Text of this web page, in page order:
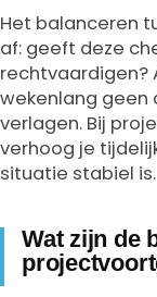
Het balanceren
af: geeft deze
rechtvaardigen?
wekenlang geen
verlagen. Bij
verhoog je
situatie stabiel is.
Wat zijn de